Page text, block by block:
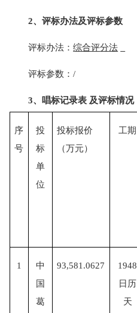
2、评标办法及评标参数
评标办法：综合评分法
评标参数：/
3、唱标记录表 及评标情况
序
号
投
标
单
位
投标报价
（万元）
工期
1
中
国
葛
93,581.0627
1948
日历
天